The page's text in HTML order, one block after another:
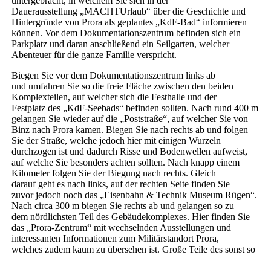
Dauerausstellung „MACHTUrlaub“ über die Geschichte und
Hintergründe von Prora als geplantes „KdF-Bad“ informieren
können. Vor dem Dokumentationszentrum befinden sich ein
Parkplatz und daran anschließend ein Seilgarten, welcher
Abenteuer für die ganze Familie verspricht.
Biegen Sie vor dem Dokumentationszentrum links ab
und umfahren Sie so die freie Fläche zwischen den beiden
Komplexteilen, auf welcher sich die Festhalle und der
Festplatz des „KdF-Seebads“ befinden sollten. Nach rund 400 m
gelangen Sie wieder auf die „Poststraße“, auf welcher Sie von
Binz nach Prora kamen. Biegen Sie nach rechts ab und folgen
Sie der Straße, welche jedoch hier mit einigen Wurzeln
durchzogen ist und dadurch Risse und Bodenwellen aufweist,
auf welche Sie besonders achten sollten. Nach knapp einem
Kilometer folgen Sie der Biegung nach rechts. Gleich
darauf geht es nach links, auf der rechten Seite finden Sie
zuvor jedoch noch das „Eisenbahn & Technik Museum Rügen“.
Nach circa 300 m biegen Sie rechts ab und gelangen so zu
dem nördlichsten Teil des Gebäudekomplexes. Hier finden Sie
das „Prora-Zentrum“ mit wechselnden Ausstellungen und
interessanten Informationen zum Militärstandort Prora,
welches zudem kaum zu übersehen ist. Große Teile des sonst so